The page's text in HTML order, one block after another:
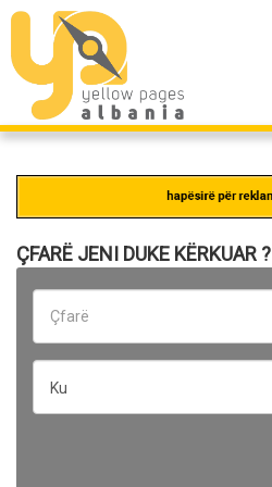
ÇFARË JENI DUKE KËRKUAR ?
Ku